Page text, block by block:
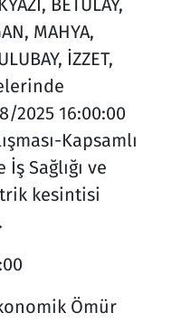
BETÜLAY,
MAHYA,
İZZET,
2025 16:00:00
Kapsamlı
Sağlığı ve
kesintisi
Ömür